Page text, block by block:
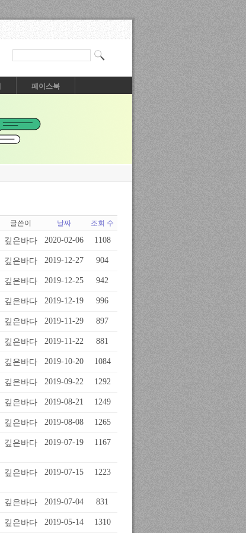
페이스북
글쓴이 날짜 조회 수
깊은바다 2020-02-06 1108
깊은바다 2019-12-27 904
깊은바다 2019-12-25 942
깊은바다 2019-12-19 996
깊은바다 2019-11-29 897
깊은바다 2019-11-22 881
깊은바다 2019-10-20 1084
깊은바다 2019-09-22 1292
깊은바다 2019-08-21 1249
깊은바다 2019-08-08 1265
깊은바다 2019-07-19 1167
깊은바다 2019-07-15 1223
깊은바다 2019-07-04 831
깊은바다 2019-05-14 1310